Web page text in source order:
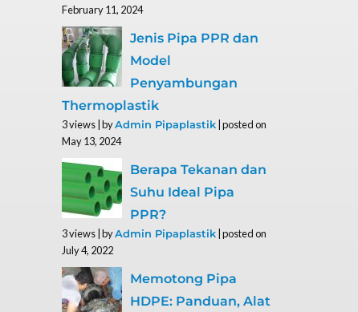
February 11, 2024
Jenis Pipa PPR dan
Model
Penyambungan
Thermoplastik
3 views byAdmin Pipaplastik posted on
May 13, 2024
Berapa Tekanan dan
Suhu Ideal Pipa
PPR?
3 views byAdmin Pipaplastik posted on
July 4, 2022
Memotong Pipa
HDPE: Panduan, Alat